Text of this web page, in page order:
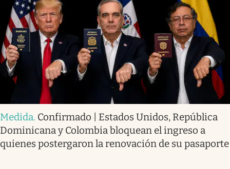
Medida. Confirmado | Estados Unidos, República
Dominicana y Colombia bloquean el ingreso a
quienes postergaron la renovación de su pasaporte